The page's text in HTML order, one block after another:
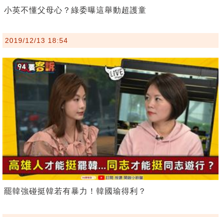
小英不懂父母心？綠委曝這舉動超護童
2019/12/13 18:54
罷韓強碰挺韓若有暴力！韓國瑜得利？